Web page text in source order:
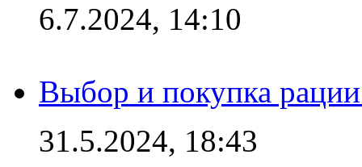
6.7.2024, 14:10
Выбор и покупка
31.5.2024, 18:43